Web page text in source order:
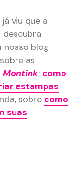
viu que a
descubra
nosso blog
as
Montink; como
estampas
sobre como
suas